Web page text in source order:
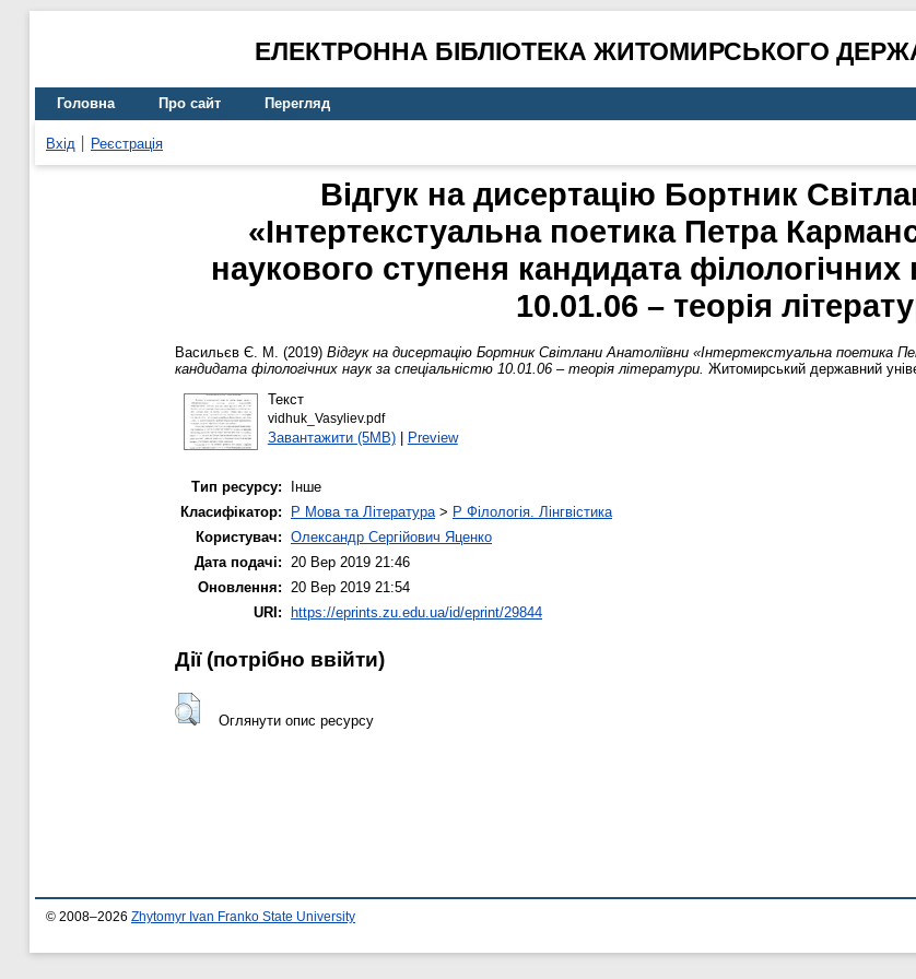
ЕЛЕКТРОННА БІБЛІОТЕКА ЖИТОМИРСЬКОГО
Головна Про сайт Перегляд
Вхід Реєстрація
Відгук на дисертацію Бортник
«Інтертекстуальна поетика Петра
наукового ступеня кандидата філологічних
10.01.06 – теорія
Васильєв Є. М. (2019) Відгук на дисертацію Бортник Світлани Анатоліївни «Інтертекстуальна поетика
кандидата філологічних наук за спеціальністю 10.01.06 – теорія літератури. Житомирський державний
Текст
vidhuk_Vasyliev.pdf
Завантажити (5MB)| Preview
Тип ресурсу:
Інше
Класифікатор:
P Мова та Література> P Філологія. Лінгвістика
Користувач: Олександр Сергійович Яценко
Дата подачі: 20 Вер 2019 21:46
Оновлення: 20 Вер 2019 21:54
URI:
https://eprints.zu.edu.ua/id/eprint/29844
Дії ​​(потрібно ввійти)
Оглянути опис ресурсу
© 2008–2026 Zhytomyr Ivan Franko State University